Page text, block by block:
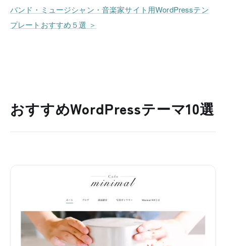
バンド・ミュージシャン・音楽家サイト用WordPressテン
プレートおすすめ５選 ＞
おすすめWordPressテーマ10選